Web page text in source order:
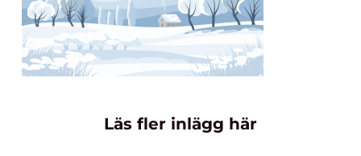
Läs fler inlägg här